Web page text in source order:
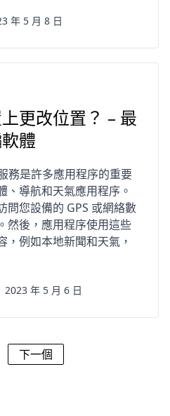
年 5 月 8 日
更改位置？ – 最
體
務是許多應用程序的重要
、導航和天氣應用程序。
問您設備的 GPS 或網絡數
然後，應用程序使用這些
，例如本地新聞和天氣，
2023 年 5 月 6 日
下一個